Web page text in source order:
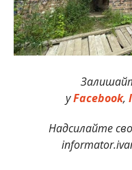
уFacebook,
Надсилайте